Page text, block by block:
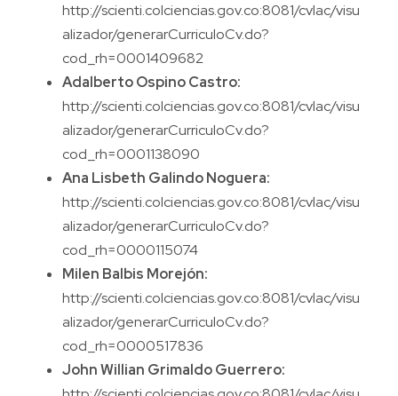
http://scienti.colciencias.gov.co:8081/cvlac/visu
alizador/generarCurriculoCv.do?
cod_rh=0001409682
Adalberto Ospino Castro:
http://scienti.colciencias.gov.co:8081/cvlac/visu
alizador/generarCurriculoCv.do?
cod_rh=0001138090
Ana Lisbeth Galindo Noguera:
http://scienti.colciencias.gov.co:8081/cvlac/visu
alizador/generarCurriculoCv.do?
cod_rh=0000115074
Milen Balbis Morejón:
http://scienti.colciencias.gov.co:8081/cvlac/visu
alizador/generarCurriculoCv.do?
cod_rh=0000517836
John Willian Grimaldo Guerrero: